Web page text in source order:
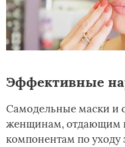
Эффективные
Самодельные маски и
женщинам, отдающим
компонентам по уходу